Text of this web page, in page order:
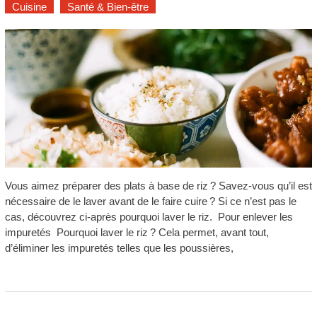
Cuisine Santé & Bien-être
Vous aimez préparer des plats à base de riz ? Savez-vous qu’il est
nécessaire de le laver avant de le faire cuire ? Si ce n’est pas le
cas, découvrez ci-après pourquoi laver le riz. Pour enlever les
impuretés Pourquoi laver le riz ? Cela permet, avant tout,
d’éliminer les impuretés telles que les poussières,